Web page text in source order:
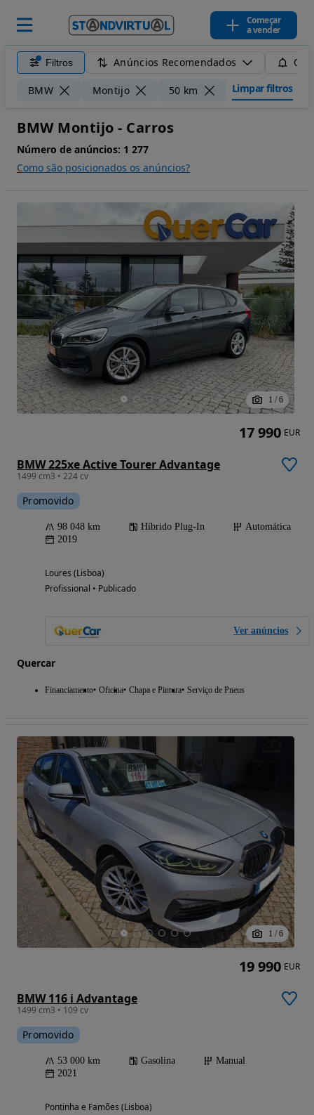
Começar
a vender
Filtros Anúncios Recomendados
BMW Montijo 50 km Limpar filtros
BMW Montijo - Carros
Número de anúncios: 1 277
Como são posicionados os anúncios?
1 / 6
BMW 225xe Active Tourer Advantage
1499 cm3 • 224 cv
Promovido
98 048 km Híbrido Plug-In
Automática
2019
Loures (Lisboa)
Profissional • Publicado
Ver anúncios
Quercar
Financiamento Oficina Chapa e Pintura Serviço de Pneus
17 990 EUR
1 / 6
BMW 116 i Advantage
1499 cm3 • 109 cv
Promovido
53 000 km Gasolina
Manual
2021
Pontinha e Famões (Lisboa)
19 990 EUR